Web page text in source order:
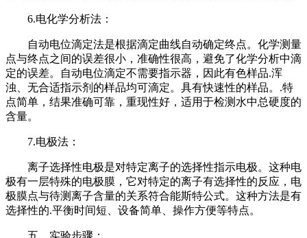
6.电化学分析法：
自动电位滴定法是根据滴定曲线自动确定终点。化学测量
点与终点之间的误差很小，准确性很高，避免了化学分析中滴
定的误差。自动电位滴定不需要指示器，因此有色样品.浑
浊、无合适指示剂的样品均可滴定。具有快速性的样品。.特
点简单，结果准确可靠，重现性好，适用于检测水中总硬度的
含量。
7.电极法：
离子选择性电极是对特定离子的选择性指示电极。这种电
极有一层特殊的电极膜，它对特定的离子有选择性的反应，电
极膜点与待测离子含量的关系符合能斯特公式。这种方法是有
选择性的.平衡时间短、设备简单、操作方便等特点。
五、实验步骤：